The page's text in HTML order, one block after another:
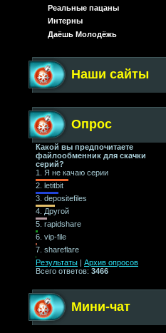
Реальные пацаны
Интерны
Даёшь Молодёжь
Наши сайты
Опрос
Какой вы предпочитаете
файлообменник для скачки
серий?
1. Я не качаю серии
2. letitbit
3. depositefiles
4. Другой
5. rapidshare
6. vip-file
7. shareflare
Результаты | Архив опросов
Всего ответов: 3466
Мини-чат